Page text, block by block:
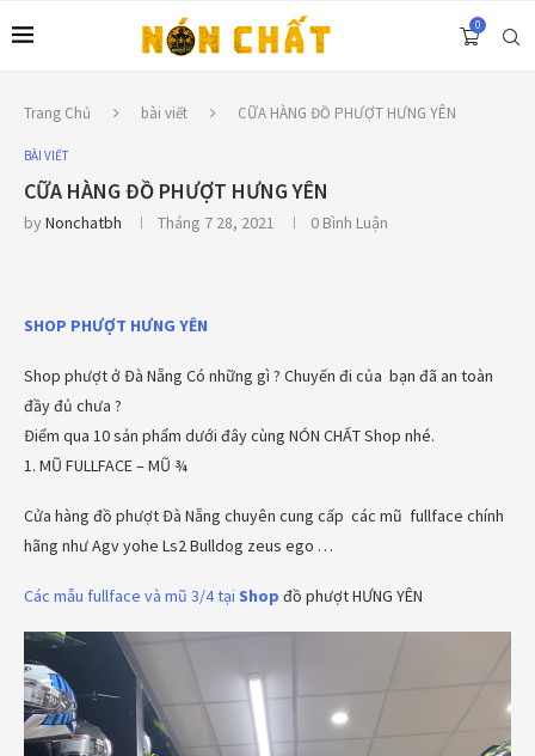
0
Trang Chủ bài viết CỮA HÀNG ĐỒ PHƯỢT HƯNG YÊN
BÀI VIẾT
CỮA HÀNG ĐỒ PHƯỢT HƯNG YÊN
by Nonchatbh Tháng 7 28, 2021 0 Bình Luận
SHOP PHƯỢT HƯNG YÊN
Shop phượt ở Đà Nẵng Có những gì ? Chuyến đi của bạn đã an toàn
đầy đủ chưa ?
Điểm qua 10 sản phẩm dưới đây cùng NÓN CHẤT Shop nhé.
1. MŨ FULLFACE – MŨ ¾
Cửa hàng đồ phượt Đà Nẵng chuyên cung cấp các mũ fullface chính
hãng như Agv yohe Ls2 Bulldog zeus ego …
Các mẫu fullface và mũ 3/4 tại Shop đồ phượt HƯNG YÊN